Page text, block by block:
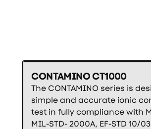
CONTAMINO CT1000
The CONTAMINO series is
simple and accurate ionic
test in fully compliance with
MIL-STD- 2000A, EF-STD 10/